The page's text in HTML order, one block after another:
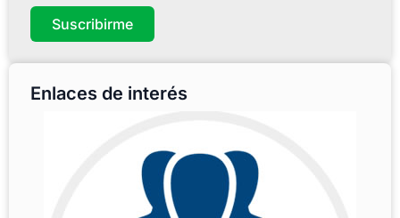
Suscribirme
Enlaces de interés